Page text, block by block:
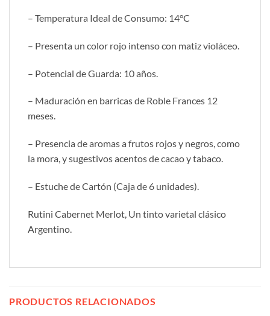
– Temperatura Ideal de Consumo: 14°C
– Presenta un color rojo intenso con matiz violáceo.
– Potencial de Guarda: 10 años.
– Maduración en barricas de Roble Frances 12
meses.
– Presencia de aromas a frutos rojos y negros, como
la mora, y sugestivos acentos de cacao y tabaco.
– Estuche de Cartón (Caja de 6 unidades).
Rutini Cabernet Merlot, Un tinto varietal clásico
Argentino.
PRODUCTOS RELACIONADOS